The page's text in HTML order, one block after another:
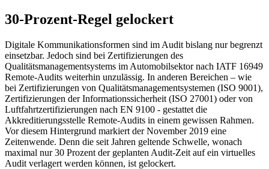
30-Prozent-Regel gelockert
Digitale Kommunikationsformen sind im Audit bislang nur begrenzt
einsetzbar. Jedoch sind bei Zertifizierungen des
Qualitätsmanagementsystems im Automobilsektor nach IATF 16949
Remote-Audits weiterhin unzulässig. In anderen Bereichen – wie
bei Zertifizierungen von Qualitätsmanagementsystemen (ISO 9001),
Zertifizierungen der Informationssicherheit (ISO 27001) oder von
Luftfahrtzertifizierungen nach EN 9100 - gestattet die
Akkreditierungsstelle Remote-Audits in einem gewissen Rahmen.
Vor diesem Hintergrund markiert der November 2019 eine
Zeitenwende. Denn die seit Jahren geltende Schwelle, wonach
maximal nur 30 Prozent der geplanten Audit-Zeit auf ein virtuelles
Audit verlagert werden können, ist gelockert.